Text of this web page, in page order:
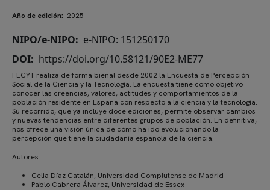
Año de edición 2025
NIPO/e-NIPO
e-NIPO: 151250170
DOI
https://doi.org/10.58121/90E2-ME77
FECYT realiza de forma bienal desde 2002 la Encuesta de Percepción
Social de la Ciencia y la Tecnología. La encuesta tiene como objetivo
conocer las creencias, valores, actitudes y comportamientos de la
población residente en España con respecto a la ciencia y la tecnología.
Su recorrido, que ya incluye doce ediciones, permite observar cambios
y nuevas tendencias entre diferentes grupos de población. En definitiva,
nos ofrece una visión única de cómo ha ido evolucionando la
percepción que tiene la ciudadanía española de la ciencia.
Autores:
Celia Díaz Catalán, Universidad Complutense de Madrid
Pablo Cabrera Álvarez, Universidad de Essex